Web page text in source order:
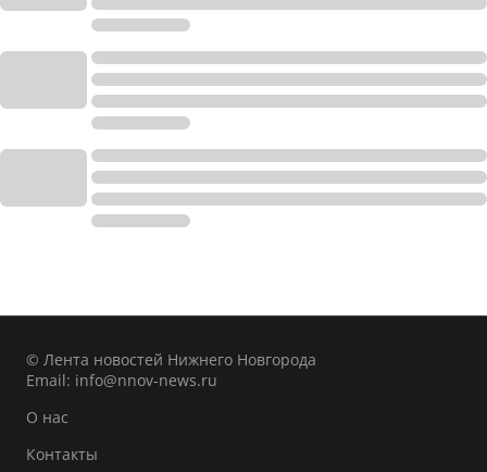
© Лента новостей Нижнего Новгорода
Email: info@nnov-news.ru
О нас
Контакты